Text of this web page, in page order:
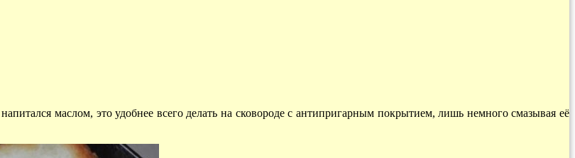
маслом, это удобнее всего делать на сковороде с антипригарным покрытием, лишь немного смазывая её